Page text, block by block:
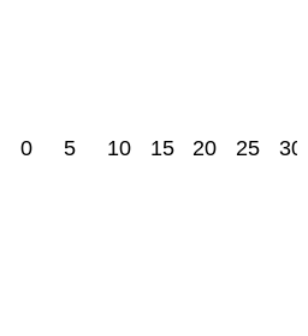
0 5 10 15 20 25 30